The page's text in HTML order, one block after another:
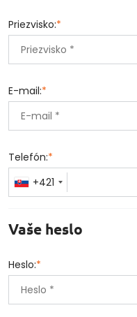
Priezvisko:*
E-mail:*
Telefón:*
+421
Vaše heslo
Heslo:*